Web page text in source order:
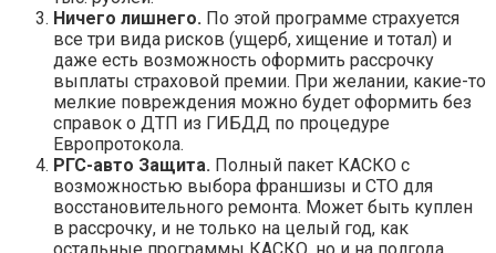
Ничего лишнего. По этой программе страхуется
все три вида рисков (ущерб, хищение и тотал) и
даже есть возможность оформить рассрочку
выплаты страховой премии. При желании, какие-то
мелкие повреждения можно будет оформить без
справок о ДТП из ГИБДД по процедуре
Европротокола.
РГС-авто Защита. Полный пакет КАСКО с
возможностью выбора франшизы и СТО для
восстановительного ремонта. Может быть куплен
в рассрочку, и не только на целый год, как